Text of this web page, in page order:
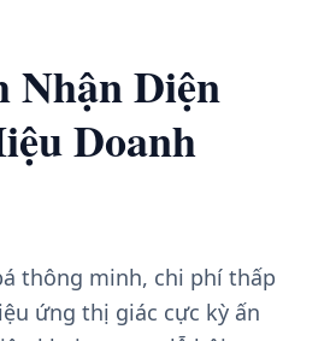
Nhận Diện
Doanh
thông minh, chi phí thấp
ứng thị giác cực kỳ ấn